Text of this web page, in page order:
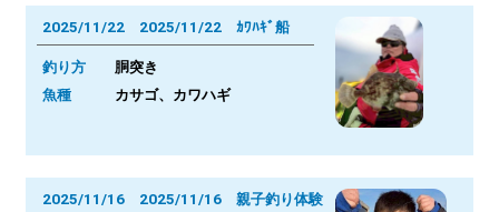
2025/11/22 2025/11/22 ｶﾜﾊｷﾞ船
釣り方 胴突き
魚種 カサゴ、カワハギ
2025/11/16 2025/11/16 親子釣り体験